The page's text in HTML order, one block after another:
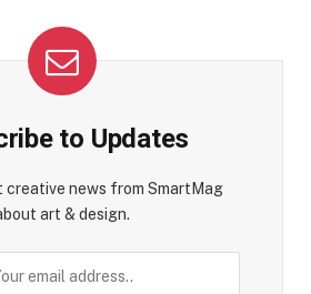
to Updates
news from SmartMag
art & design.